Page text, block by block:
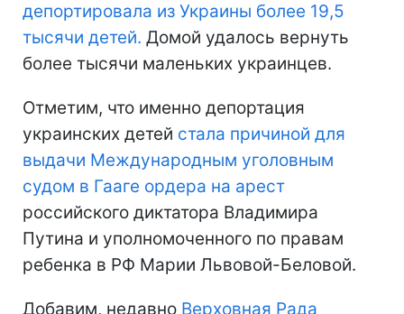
депортировала из Украины более 19,5
тысячи детей. Домой удалось вернуть
более тысячи маленьких украинцев.
Отметим, что именно депортация
украинских детей стала причиной для
выдачи Международным уголовным
судом в Гааге ордера на арест
российского диктатора Владимира
Путина и уполномоченного по правам
ребенка в РФ Марии Львовой-Беловой.
Добавим, недавно Верховная Рада